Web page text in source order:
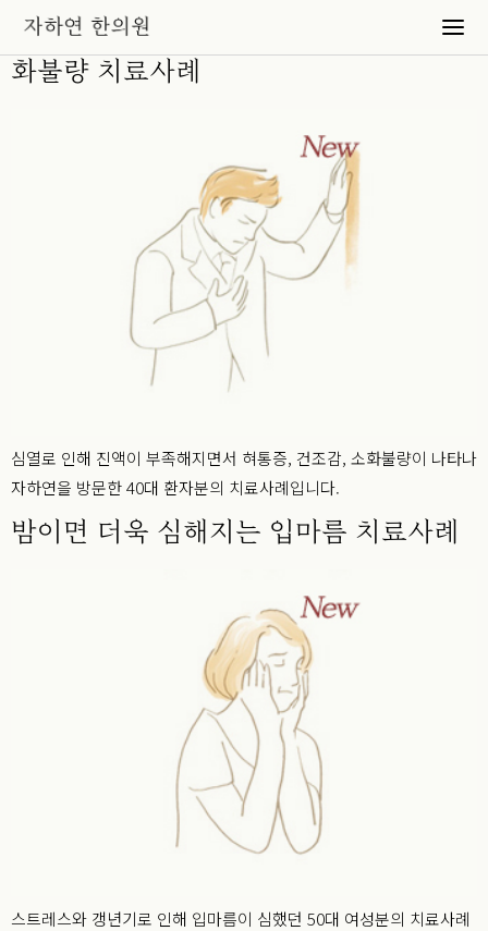
심열과 진액부족으로 인한 혀통증과 소
화불량 치료사례
심열로 인해 진액이 부족해지면서 혀통증, 건조감, 소화불량이 나타나
자하연을 방문한 40대 환자분의 치료사례입니다.
밤이면 더욱 심해지는 입마름 치료사례
스트레스와 갱년기로 인해 입마름이 심했던 50대 여성분의 치료사례